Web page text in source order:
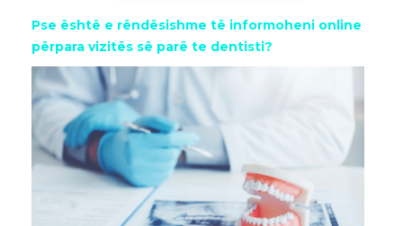
Pse është e rëndësishme të informoheni online
përpara vizitës së parë te dentisti?